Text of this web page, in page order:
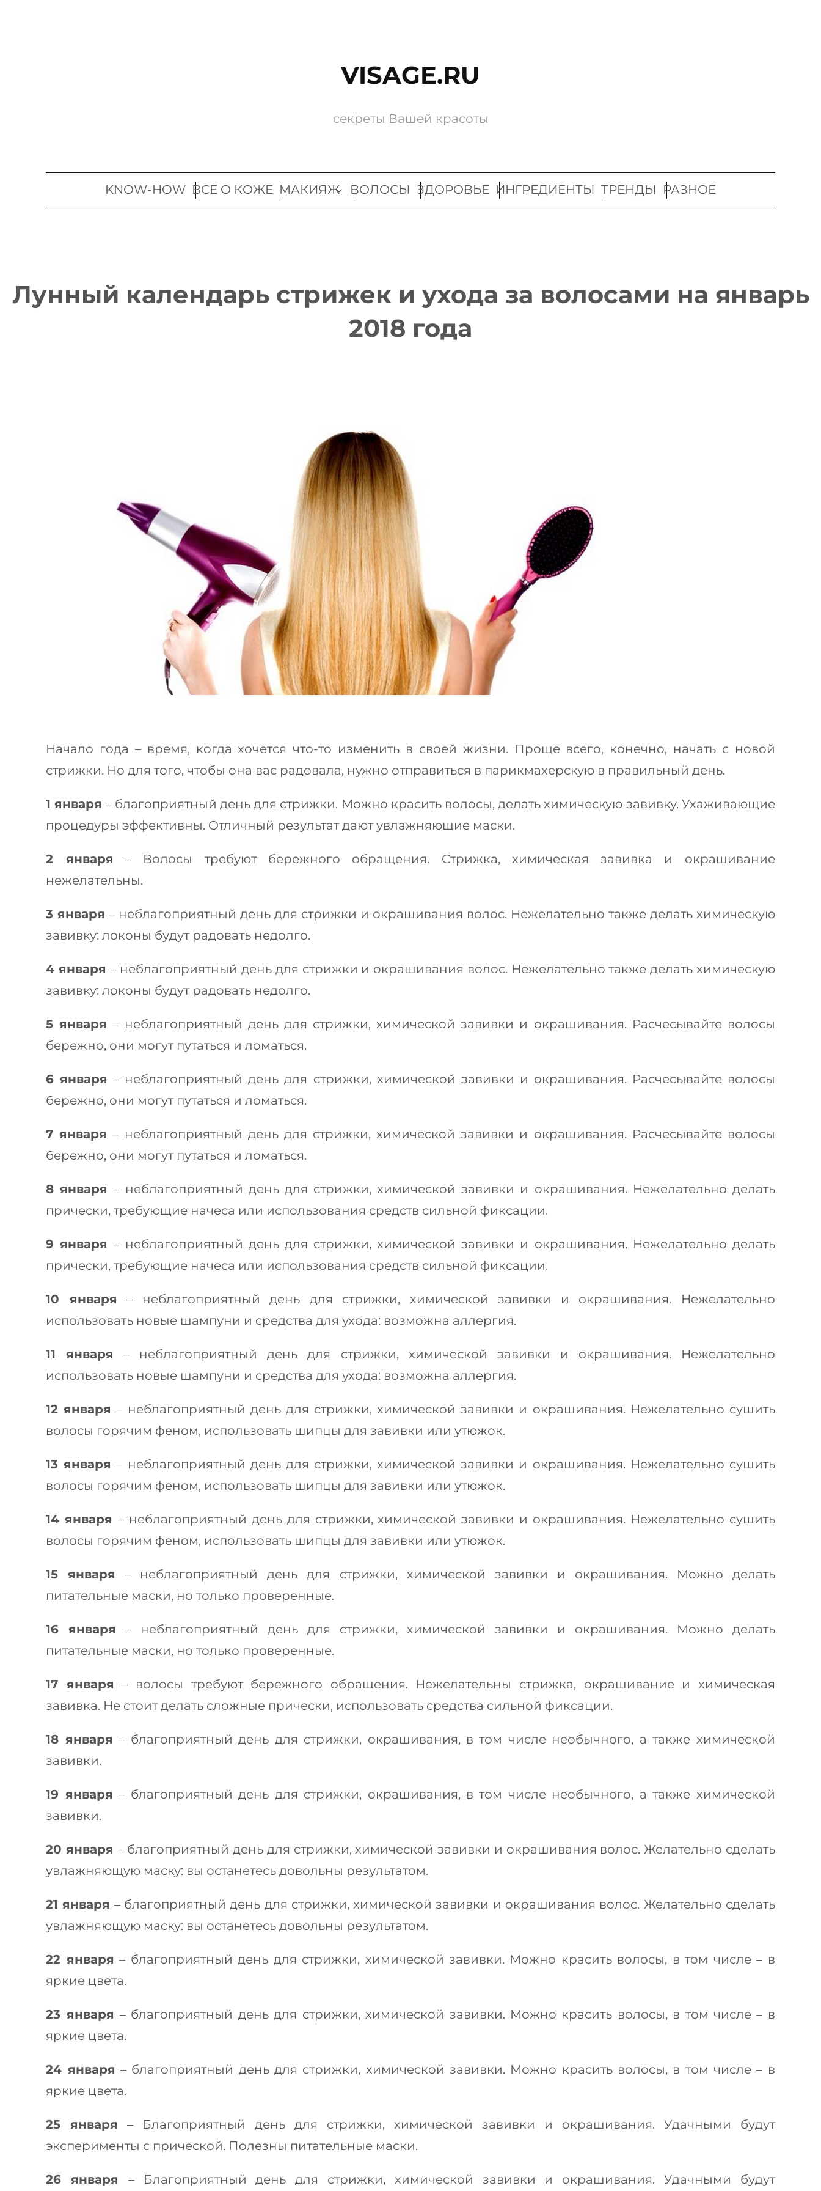
VISAGE.RU
секреты Вашей красоты
KNOW-HOW ВСЕ О КОЖЕ МАКИЯЖ ВОЛОСЫ ЗДОРОВЬЕ ИНГРЕДИЕНТЫ ТРЕНДЫ РАЗНОЕ
Лунный календарь стрижек и ухода за волосами на январь
2018 года
Начало года – время, когда хочется что-то изменить в своей жизни. Проще всего, конечно, начать с новой
стрижки. Но для того, чтобы она вас радовала, нужно отправиться в парикмахерскую в правильный день.
1 января – благоприятный день для стрижки. Можно красить волосы, делать химическую завивку. Ухаживающие
процедуры эффективны. Отличный результат дают увлажняющие маски.
2 января – Волосы требуют бережного обращения. Стрижка, химическая завивка и окрашивание
нежелательны.
3 января – неблагоприятный день для стрижки и окрашивания волос. Нежелательно также делать химическую
завивку: локоны будут радовать недолго.
4 января – неблагоприятный день для стрижки и окрашивания волос. Нежелательно также делать химическую
завивку: локоны будут радовать недолго.
5 января – неблагоприятный день для стрижки, химической завивки и окрашивания. Расчесывайте волосы
бережно, они могут путаться и ломаться.
6 января – неблагоприятный день для стрижки, химической завивки и окрашивания. Расчесывайте волосы
бережно, они могут путаться и ломаться.
7 января – неблагоприятный день для стрижки, химической завивки и окрашивания. Расчесывайте волосы
бережно, они могут путаться и ломаться.
8 января – неблагоприятный день для стрижки, химической завивки и окрашивания. Нежелательно делать
прически, требующие начеса или использования средств сильной фиксации.
9 января – неблагоприятный день для стрижки, химической завивки и окрашивания. Нежелательно делать
прически, требующие начеса или использования средств сильной фиксации.
10 января – неблагоприятный день для стрижки, химической завивки и окрашивания. Нежелательно
использовать новые шампуни и средства для ухода: возможна аллергия.
11 января – неблагоприятный день для стрижки, химической завивки и окрашивания. Нежелательно
использовать новые шампуни и средства для ухода: возможна аллергия.
12 января – неблагоприятный день для стрижки, химической завивки и окрашивания. Нежелательно сушить
волосы горячим феном, использовать шипцы для завивки или утюжок.
13 января – неблагоприятный день для стрижки, химической завивки и окрашивания. Нежелательно сушить
волосы горячим феном, использовать шипцы для завивки или утюжок.
14 января – неблагоприятный день для стрижки, химической завивки и окрашивания. Нежелательно сушить
волосы горячим феном, использовать шипцы для завивки или утюжок.
15 января – неблагоприятный день для стрижки, химической завивки и окрашивания. Можно делать
питательные маски, но только проверенные.
16 января – неблагоприятный день для стрижки, химической завивки и окрашивания. Можно делать
питательные маски, но только проверенные.
17 января – волосы требуют бережного обращения. Нежелательны стрижка, окрашивание и химическая
завивка. Не стоит делать сложные прически, использовать средства сильной фиксации.
18 января – благоприятный день для стрижки, окрашивания, в том числе необычного, а также химической
завивки.
19 января – благоприятный день для стрижки, окрашивания, в том числе необычного, а также химической
завивки.
20 января – благоприятный день для стрижки, химической завивки и окрашивания волос. Желательно сделать
увлажняющую маску: вы останетесь довольны результатом.
21 января – благоприятный день для стрижки, химической завивки и окрашивания волос. Желательно сделать
увлажняющую маску: вы останетесь довольны результатом.
22 января – благоприятный день для стрижки, химической завивки. Можно красить волосы, в том числе – в
яркие цвета.
23 января– благоприятный день для стрижки, химической завивки. Можно красить волосы, в том числе – в
яркие цвета.
24 января – благоприятный день для стрижки, химической завивки. Можно красить волосы, в том числе – в
яркие цвета.
25 января – Благоприятный день для стрижки, химической завивки и окрашивания. Удачными будут
эксперименты с прической. Полезны питательные маски.
26 января – Благоприятный день для стрижки, химической завивки и окрашивания. Удачными будут